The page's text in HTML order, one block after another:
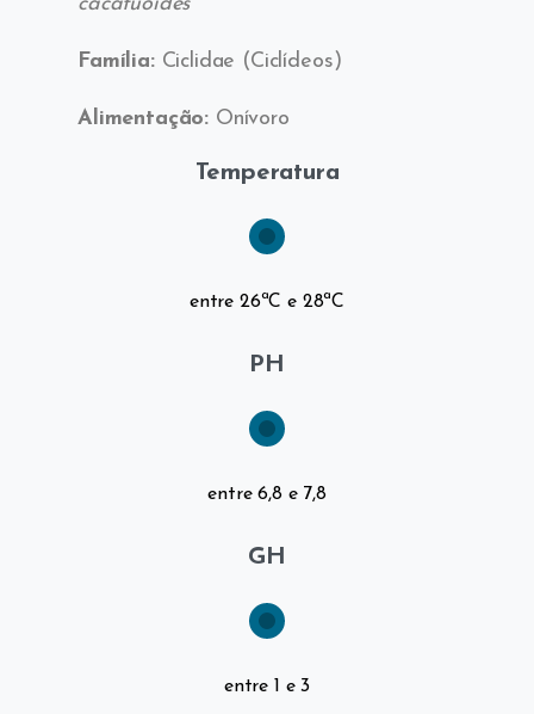
Família:Ciclidae (Ciclídeos)
Alimentação: Onívoro
Temperatura
entre 26ªC e 28ªC
PH
entre 6,8 e 7,8
GH
entre 1 e 3